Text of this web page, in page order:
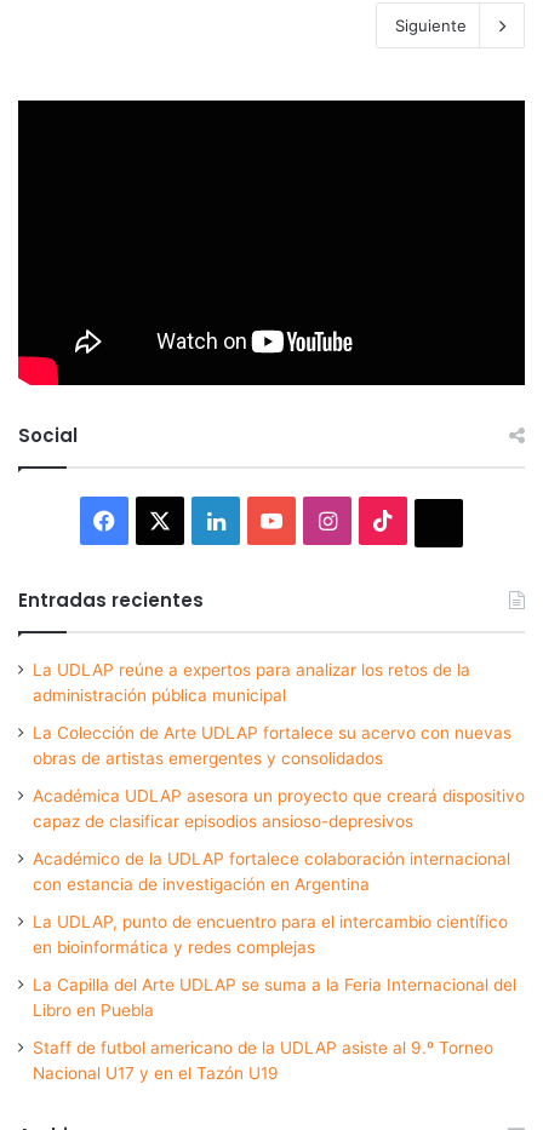
Siguiente
Social
Facebook LinkedInYouTubeInstagram
Entradas recientes
La UDLAP reúne a expertos para analizar los retos de la
administración pública municipal
La Colección de Arte UDLAP fortalece su acervo con nuevas
obras de artistas emergentes y consolidados
Académica UDLAP asesora un proyecto que creará dispositivo
capaz de clasificar episodios ansioso-depresivos
Académico de la UDLAP fortalece colaboración internacional
con estancia de investigación en Argentina
La UDLAP, punto de encuentro para el intercambio científico
en bioinformática y redes complejas
La Capilla del Arte UDLAP se suma a la Feria Internacional del
Libro en Puebla
Staff de futbol americano de la UDLAP asiste al 9.º Torneo
Nacional U17 y en el Tazón U19